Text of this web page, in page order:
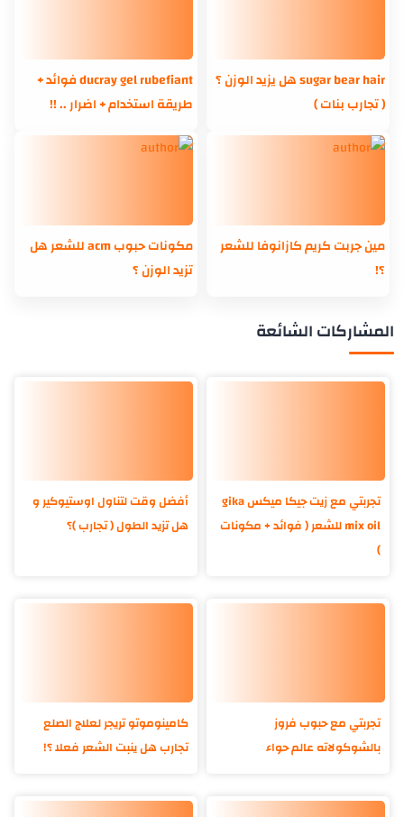
sugar bear hair هل يزيد الوزن ؟
( تجارب بنات )
ducray gel rubefiant فوائد +
طريقة استخدام + اضرار .. !!
مين جربت كريم كازانوفا للشعر
؟!
مكونات حبوب acm للشعر هل
تزيد الوزن ؟
المشاركات الشائعة
تجربتي مع زيت جيكا ميكس gika
mix oil للشعر ( فوائد + مكونات
أفضل وقت لتناول اوستيوكير و
هل تزيد الطول ( تجارب )؟
تجربتي مع حبوب فروز
بالشوكولاته عالم حواء
كامينوموتو تريجر لعلاج الصلع
تجارب هل ينبت الشعر فعلا ؟!